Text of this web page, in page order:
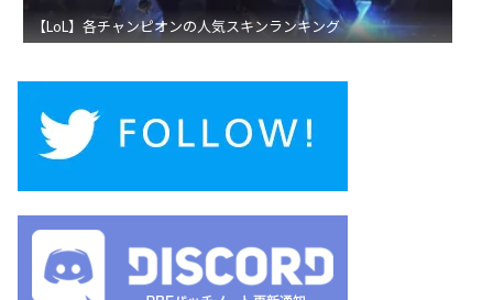
【LoL】各チャンピオンの人気スキンランキング